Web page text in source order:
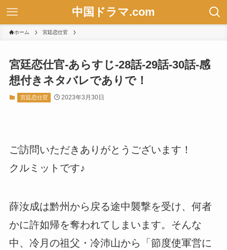
中国ドラマ.com
ホーム 宮廷恋仕官
宮廷恋仕官-あらすじ-28話-29話-30話-感
想付きネタバレでありで！
宮廷恋仕官 2023年3月30日
ご訪問いただきありがとうございます！
クルミットです♪
薛汝成は黔州から戻る途中襲撃を受け、何者
かに許如帰を奪われてしまいます。そんな
中、冷月の祖父・冷沛山から「節度使軍営に